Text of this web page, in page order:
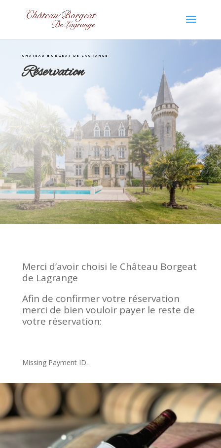
CHATEAU BORGEAT DE LAGRANGE
Réservation
Merci d’avoir choisi le Château Borgeat
de Lagrange
Afin de confirmer votre réservation
merci de bien vouloir payer le reste de
votre réservation:
Missing Payment ID.